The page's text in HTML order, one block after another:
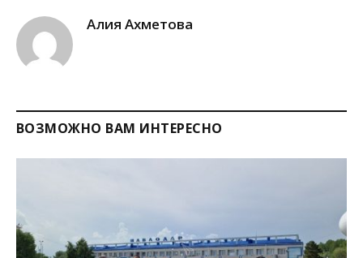
Алия Ахметова
ВОЗМОЖНО ВАМ ИНТЕРЕСНО